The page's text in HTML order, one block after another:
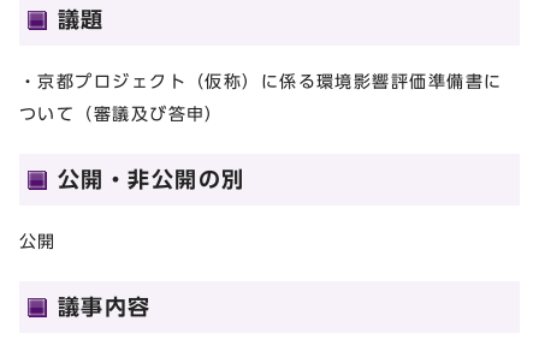
議題
・京都プロジェクト（仮称）に係る環境影響評価準備書に
ついて（審議及び答申）
公開・非公開の別
公開
議事内容